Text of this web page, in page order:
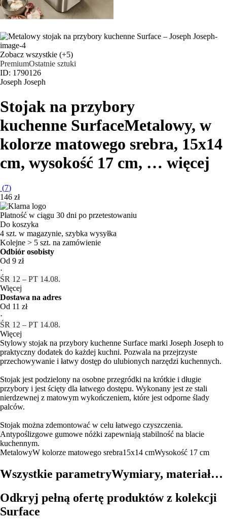
Zobacz wszystkie (+5)
PremiumOstatnie sztuki
ID: 1790126
Joseph Joseph
Stojak na przybory
kuchenne SurfaceMetalowy, w
kolorze matowego srebra, 15x14
cm, wysokość 17 cm, … więcej
(7)
146 zł
Płatność w ciągu 30 dni po przetestowaniu
Do koszyka
4 szt. w magazynie, szybka wysyłka
Kolejne > 5 szt. na zamówienie
Odbiór osobisty
Od 9 zł
·
ŚR 12 – PT 14.08.
Więcej
Dostawa na adres
Od 11 zł
·
ŚR 12 – PT 14.08.
Więcej
Stylowy stojak na przybory kuchenne Surface marki Joseph Joseph to
praktyczny dodatek do każdej kuchni. Pozwala na przejrzyste
przechowywanie i łatwy dostęp do ulubionych narzędzi kuchennych.
Stojak jest podzielony na osobne przegródki na krótkie i długie
przybory i jest ścięty dla łatwego dostępu. Wykonany jest ze stali
nierdzewnej z matowym wykończeniem, które jest odporne ślady
palców.
Stojak można zdemontować w celu łatwego czyszczenia.
Antypoślizgowe gumowe nóżki zapewniają stabilność na blacie
kuchennym.
MetalowyW kolorze matowego srebra15x14 cmWysokość 17 cm
Wszystkie parametryWymiary, materiał…
Odkryj pełną ofertę produktów z kolekcji
Surface